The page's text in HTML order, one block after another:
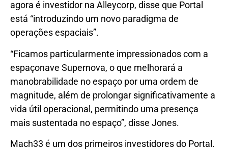
agora é investidor na Alleycorp, disse que Portal
está “introduzindo um novo paradigma de
operações espaciais”.
“Ficamos particularmente impressionados com a
espaçonave Supernova, o que melhorará a
manobrabilidade no espaço por uma ordem de
magnitude, além de prolongar significativamente a
vida útil operacional, permitindo uma presença
mais sustentada no espaço”, disse Jones.
Mach33 é um dos primeiros investidores do Portal.